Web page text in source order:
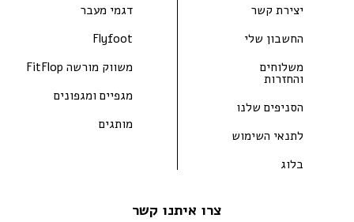
יצירת קשר
החשבון שלי
משלוחים
והחזרות
הסניפים שלנו
לתנאי השימוש
בלוג
דגמי מעבר
Flyfoot
משווק מורשה FitFlop
מגפיים ומגפונים
מותגים
צרו איתנו קשר